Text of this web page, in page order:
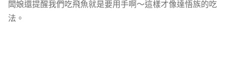
闆娘還提醒我們吃飛魚就是要用手啊～這樣才像達悟族的吃
法。